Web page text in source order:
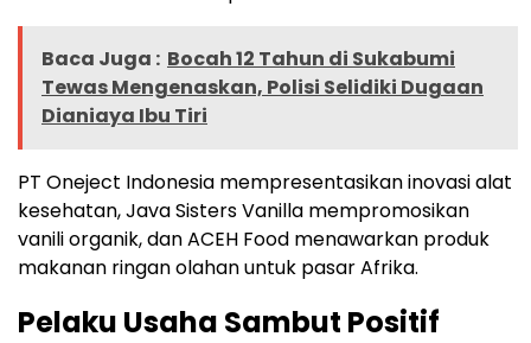
Baca Juga : Bocah 12 Tahun di Sukabumi
Tewas Mengenaskan, Polisi Selidiki Dugaan
Dianiaya Ibu Tiri
PT Oneject Indonesia mempresentasikan inovasi alat
kesehatan, Java Sisters Vanilla mempromosikan
vanili organik, dan ACEH Food menawarkan produk
makanan ringan olahan untuk pasar Afrika.
Pelaku Usaha Sambut Positif